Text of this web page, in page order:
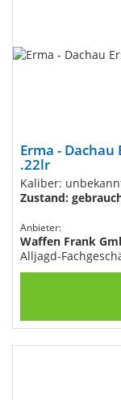
Erma - Dachau
.22lr
Kaliber:
Zustand:
Anbieter:
Waffen Frank
Alljagd-